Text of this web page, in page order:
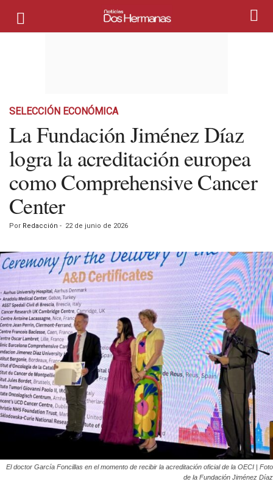
SELECCIÓN ECONÓMICA
La Fundación Jiménez Díaz
logra la acreditación europea
como Comprehensive Cancer
Center
Por Redacción - 22 de junio de 2026
El doctor García Foncillas en el momento de recibir la acreditación oficial de la OECI | Foto
de la Fundación Jiménez Díaz